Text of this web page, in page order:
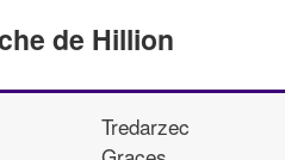
de Hillion
Tredarzec